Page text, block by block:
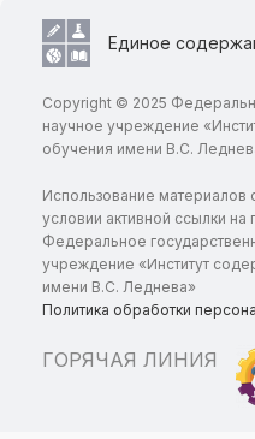
Единое
Copyright © 2025
научное учреждение
обучения имени В.С.
Использование материалов
условии активной ссылки на
Федеральное
учреждение «Институт
имени В.С. Леднева»
Политика обработки
ГОРЯЧАЯ ЛИНИЯ